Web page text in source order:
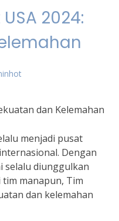
2024:
dan Kelemahan
menjadi pusat
Dengan
selalu diunggulkan
manapun, Tim
dan kelemahan